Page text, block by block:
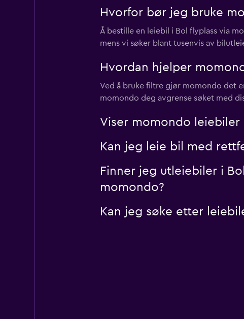
Hvorfor bør jeg bruke
Å bestille en leiebil i Bol flyplass via
mens vi søker blant tusenvis av
Hvordan hjelper
Ved å bruke filtre gjør momondo det
momondo deg avgrense søket med
Viser momondo leiebiler
Kan jeg leie bil med
Finner jeg utleiebiler i
momondo?
Kan jeg søke etter